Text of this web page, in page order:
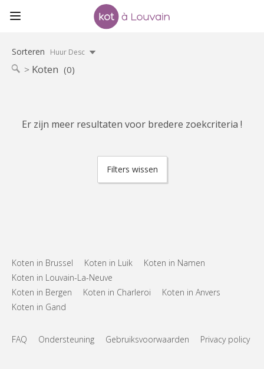
Sorteren Huur Desc
Koten (0)
Er zijn meer resultaten voor bredere zoekcriteria !
Filters wissen
Koten in Brussel Koten in Luik
Koten in Namen
Koten in Louvain-La-Neuve
Koten in Bergen
Koten in Charleroi
Koten in Anvers
Koten in Gand
FAQ Ondersteuning Gebruiksvoorwaarden Privacy policy